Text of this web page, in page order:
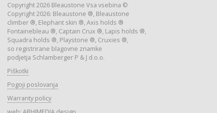
Copyright 2026 Bleaustone Vsa vsebina ©
Copyright 2026: Bleaustone ®, Bleaustone
climber ®, Elephant skin ®, Axis holds ®
Fontainebleau ®, Captain Crux ®, Lapis holds ®,
Squadra holds ®, Playstone ®, Cruxies ®,
so registrirane blagovne znamke
podjetja Schlamberger P & J d.o.o.
Piškotki
Pogoji poslovanja
Warranty policy